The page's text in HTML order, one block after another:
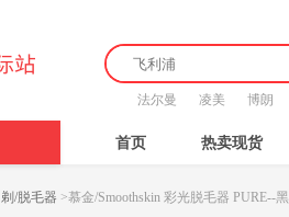
法尔曼 凌美 博朗
首页 热卖现货
剃/脱毛器 >慕金/Smoothskin 彩光脱毛器 PURE--